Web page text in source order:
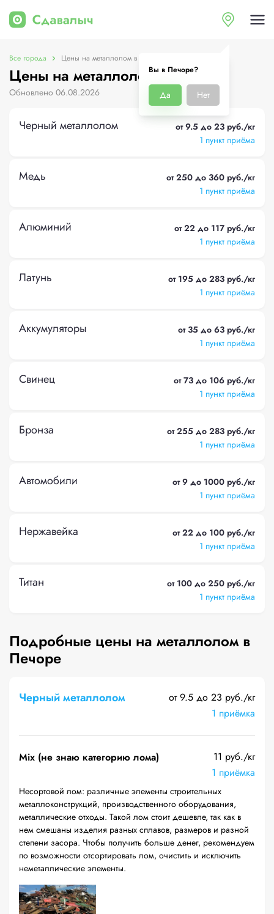
Вы в Печоре?
Да Нет
Все города Цены на металлолом в Печоре
Цены на металлолом в Печоре
Обновлено 06.08.2026
Черный металлолом
от 9.5 до 23 руб./кг
1 пункт приёма
Медь
от 250 до 360 руб./кг
1 пункт приёма
Алюминий
от 22 до 117 руб./кг
1 пункт приёма
Латунь
от 195 до 283 руб./кг
1 пункт приёма
Аккумуляторы
от 35 до 63 руб./кг
1 пункт приёма
Свинец
от 73 до 106 руб./кг
1 пункт приёма
Бронза
от 255 до 283 руб./кг
1 пункт приёма
Автомобили
от 9 до 1000 руб./кг
1 пункт приёма
Нержавейка
от 22 до 100 руб./кг
1 пункт приёма
Титан
от 100 до 250 руб./кг
1 пункт приёма
Подробные цены на металлолом в
Печоре
Черный металлолом
от 9.5 до 23 руб./кг
1 приёмка
Mix (не знаю категорию лома)
11 руб./кг
1 приёмка
Несортовой лом: различные элементы строительных
металлоконструкций, производственного оборудования,
металлические отходы. Такой лом стоит дешевле, так как в
нем смешаны изделия разных сплавов, размеров и разной
степени засора. Чтобы получить больше денег, рекомендуем
по возможности отсортировать лом, очистить и исключить
неметаллические элементы.